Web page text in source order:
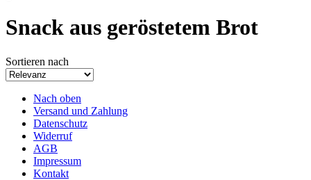
Snack aus geröstetem Brot
Sortieren nach
Nach oben
Versand und Zahlung
Datenschutz
Widerruf
AGB
Impressum
Kontakt